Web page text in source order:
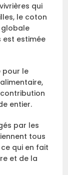
qui
le coton
globale
est estimée
pour le
entier.
par les
tous
qui en fait
et de la